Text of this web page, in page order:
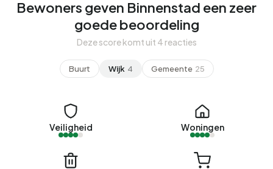
Bewoners geven Binnenstad een zeer
goede beoordeling
Deze score komt uit 4 reacties
Buurt Wijk 4 Gemeente 25
Veiligheid Woningen